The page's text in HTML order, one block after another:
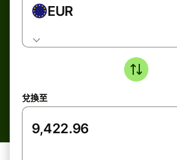
EUR
兌換至